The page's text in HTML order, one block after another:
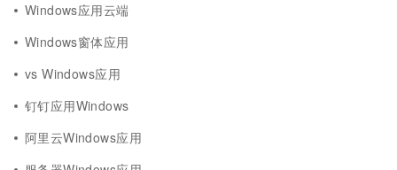
Windows应用云端
Windows窗体应用
vs Windows应用
钉钉应用Windows
阿里云Windows应用